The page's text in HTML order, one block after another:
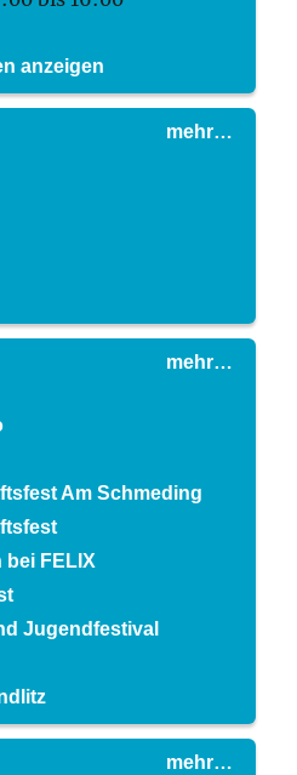
anzeigen
mehr…
mehr…
Am Schmeding
bei FELIX
Jugendfestival
mehr…